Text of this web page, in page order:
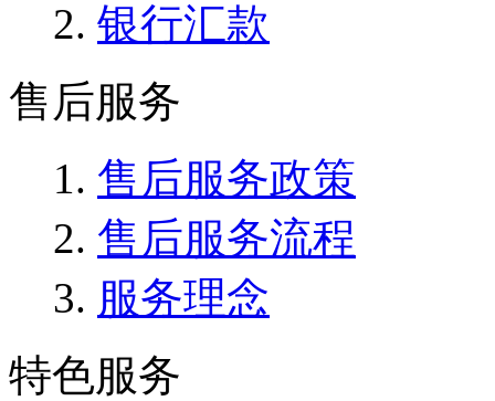
银行汇款
售后服务
售后服务政策
售后服务流程
服务理念
特色服务